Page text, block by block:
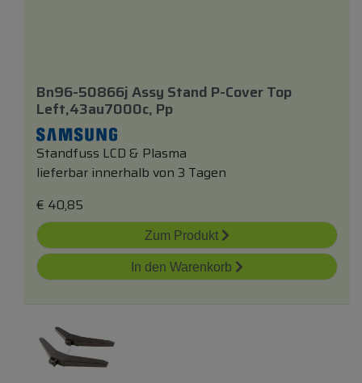
Bn96-50866j Assy Stand P-Cover Top
Left,43au7000c, Pp
Standfuss LCD & Plasma
lieferbar innerhalb von 3 Tagen
€ 40,85
Zum Produkt
In den Warenkorb